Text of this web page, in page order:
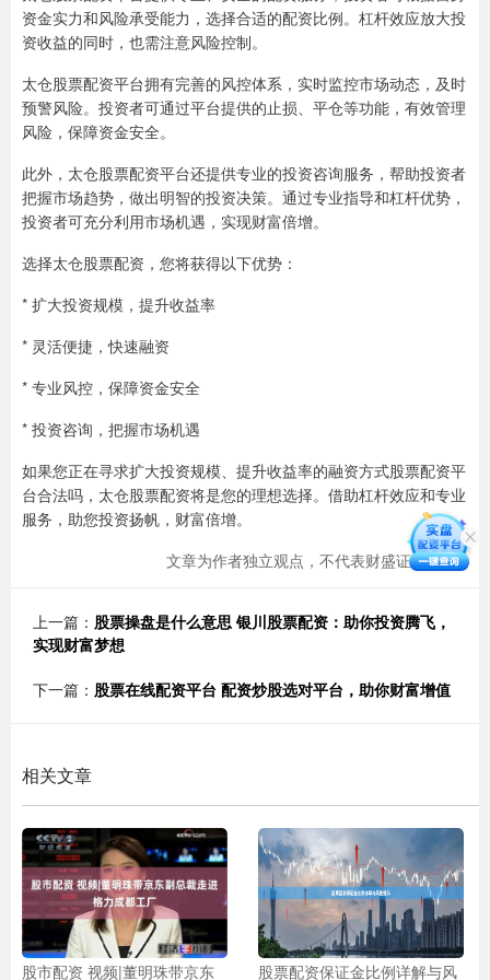
资金实力和风险承受能力，选择合适的配资比例。杠杆效应放大投
资收益的同时，也需注意风险控制。
太仓股票配资平台拥有完善的风控体系，实时监控市场动态，及时
预警风险。投资者可通过平台提供的止损、平仓等功能，有效管理
风险，保障资金安全。
此外，太仓股票配资平台还提供专业的投资咨询服务，帮助投资者
把握市场趋势，做出明智的投资决策。通过专业指导和杠杆优势，
投资者可充分利用市场机遇，实现财富倍增。
选择太仓股票配资，您将获得以下优势：
* 扩大投资规模，提升收益率
* 灵活便捷，快速融资
* 专业风控，保障资金安全
* 投资咨询，把握市场机遇
如果您正在寻求扩大投资规模、提升收益率的融资方式股票配资平
台合法吗，太仓股票配资将是您的理想选择。借助杠杆效应和专业
服务，助您投资扬帆，财富倍增。
文章为作者独立观点，不代表财盛证券观点
上一篇： 股票操盘是什么意思 银川股票配资：助你投资腾飞，
实现财富梦想
下一篇： 股票在线配资平台 配资炒股选对平台，助你财富增值
相关文章
股市配资 视频|董明珠带京东 股票配资保证金比例详解与风